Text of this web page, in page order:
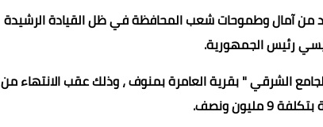
من آمال وطموحات شعب المحافظة في ظل القيادة الرشيدة
رئيس الجمهورية.
الشرقي " بقرية العامرة بمنوف ، وذلك عقب الانتهاء من
ونصف.